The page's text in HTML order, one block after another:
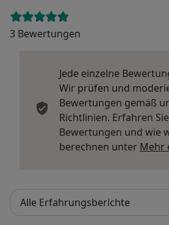
3 Bewertungen
Jede einzelne
Wir prüfen und
Bewertungen gemäß
Richtlinien. Erfahren
Bewertungen und wie
berechnen unter Mehr